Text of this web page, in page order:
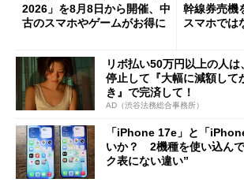
2026」を8月8日から開催、中
古のスマホやゲームがお得に
幹線券売機
スマホでは
リボ払い50万円以上の人は
停止して『大幅に減額して
き』で完済して！
AD（渋谷法務総合事務所）
「iPhone 17e」と「
いか？ 2機種を使い込ん
ク表にない違い”